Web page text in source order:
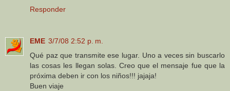
Responder
EME 3/7/08 2:52 p. m.
Qué paz que transmite ese lugar. Uno a veces sin buscarlo
las cosas les llegan solas. Creo que el mensaje fue que la
próxima deben ir con los niños!!! jajaja!
Buen viaje